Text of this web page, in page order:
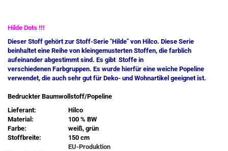
Hilde Dots !!!
Dieser Stoff gehört zur Stoff-Serie "Hilde" von Hilco. Diese Serie
beinhaltet eine Reihe von kleingemusterten Stoffen, die farblich
aufeinander abgestimmt sind. Es gibt Stoffe in
verschiedenen Farbgruppen. Es wurde hierfür eine weiche Popeline
verwendet, die auch sehr gut für Deko- und Wohnartikel geeignet ist.
Bedruckter Baumwollstoff/Popeline
Lieferant:
Hilco
Material:
100 % BW
Farbe:
weiß, grün
Stoffbreite:
150 cm
EU-Produktion